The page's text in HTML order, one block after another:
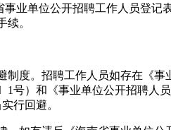
业单位公开招聘工作人员登记
续。
度。招聘工作人员如存在《事
1号）和《事业单位公开招聘人
行回避。